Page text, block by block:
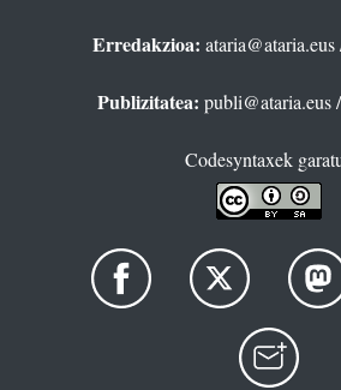
Erredakzioa: ataria@ataria.eus
Publizitatea: publi@ataria.eus/
Codesyntaxek